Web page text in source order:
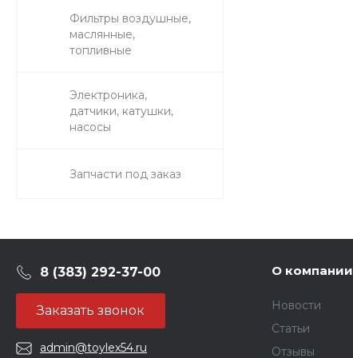
Фильтры воздушные,
маслянные,
топливные
Электроника,
датчики, катушки,
насосы
Запчасти под заказ
8 (383) 292-37-00
Заказать звонок
admin@toylex54.ru
О компании
Новости
Статьи
Отзывы